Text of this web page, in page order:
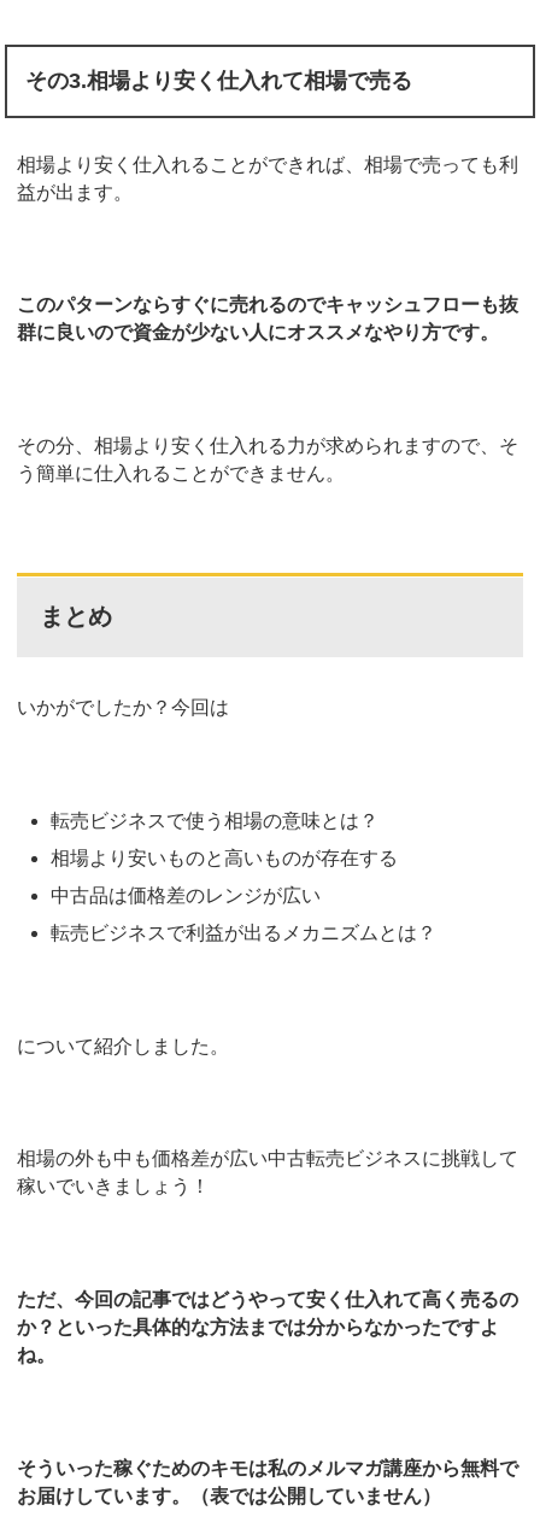
その3.相場より安く仕入れて相場で売る
相場より安く仕入れることができれば、相場で売っても利
益が出ます。
このパターンならすぐに売れるのでキャッシュフローも抜
群に良いので資金が少ない人にオススメなやり方です。
その分、相場より安く仕入れる力が求められますので、そ
う簡単に仕入れることができません。
まとめ
いかがでしたか？今回は
転売ビジネスで使う相場の意味とは？
相場より安いものと高いものが存在する
中古品は価格差のレンジが広い
転売ビジネスで利益が出るメカニズムとは？
について紹介しました。
相場の外も中も価格差が広い中古転売ビジネスに挑戦して
稼いでいきましょう！
ただ、今回の記事ではどうやって安く仕入れて高く売るの
か？といった具体的な方法までは分からなかったですよ
ね。
そういった稼ぐためのキモは私のメルマガ講座から無料で
お届けしています。（表では公開していません）